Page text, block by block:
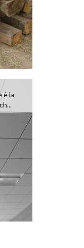
è la